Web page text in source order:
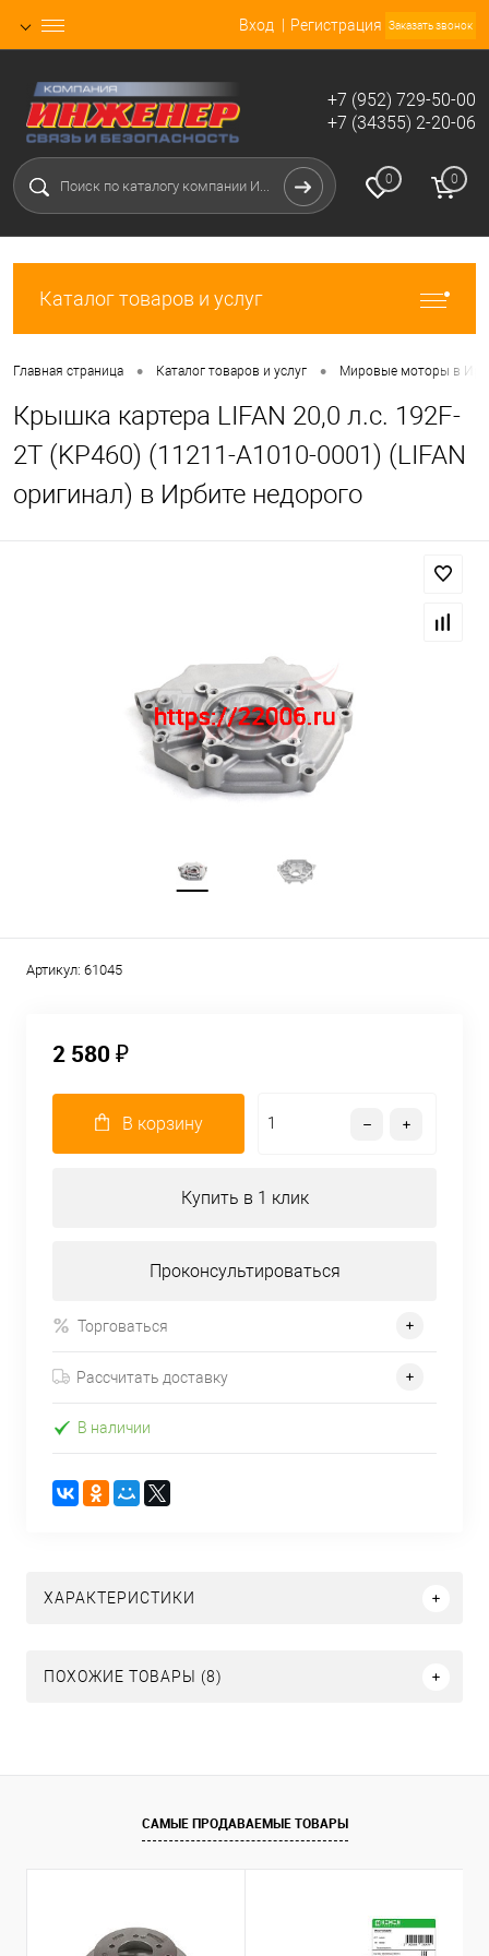
Вход Регистрация Заказать звонок
+7 (952) 729-50-00
+7 (34355) 2-20-06
0 0
Каталог товаров и услуг
Главная страница • Каталог товаров и услуг • Мировые моторы в
Крышка картера LIFAN 20,0 л.с. 192F-
2T (KP460) (11211-A1010-0001) (LIFAN
оригинал) в Ирбите недорого
Артикул: 61045
2 580 ₽
В корзину
Купить в 1 клик
Проконсультироваться
Торговаться
Рассчитать доставку
В наличии
ХАРАКТЕРИСТИКИ
ПОХОЖИЕ ТОВАРЫ (8)
САМЫЕ ПРОДАВАЕМЫЕ ТОВАРЫ